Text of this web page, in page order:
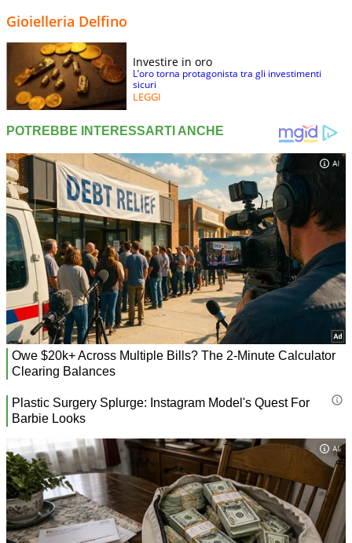
Gioielleria Delfino
Investire in oro
L’oro torna protagonista tra gli investimenti
sicuri
LEGGI